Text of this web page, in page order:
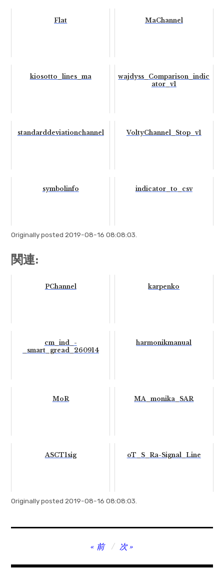
Flat MaChannel
kiosotto_lines_ma
wajdyss_Comparison_indic
ator_v1
standarddeviationchannel VoltyChannel_Stop_v1
symbolinfo indicator_to_csv
Originally posted 2019-08-16 08:08:03.
関連:
PChannel karpenko
cm_ind_-
_smart_gread_260914
harmonikmanual
MoR MA_monika_SAR
ASCT1sig oT_S_Ra-Signal_Line
Originally posted 2019-08-16 08:08:03.
稿
前 次